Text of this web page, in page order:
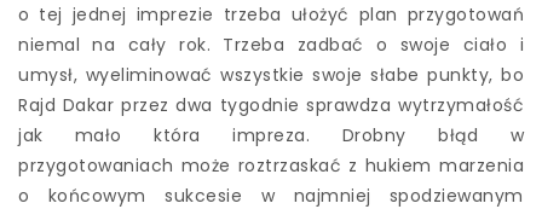
o tej jednej imprezie trzeba ułożyć plan przygotowań
niemal na cały rok. Trzeba zadbać o swoje ciało i
umysł, wyeliminować wszystkie swoje słabe punkty, bo
Rajd Dakar przez dwa tygodnie sprawdza wytrzymałość
jak mało która impreza. Drobny błąd w
przygotowaniach może roztrzaskać z hukiem marzenia
o końcowym sukcesie w najmniej spodziewanym